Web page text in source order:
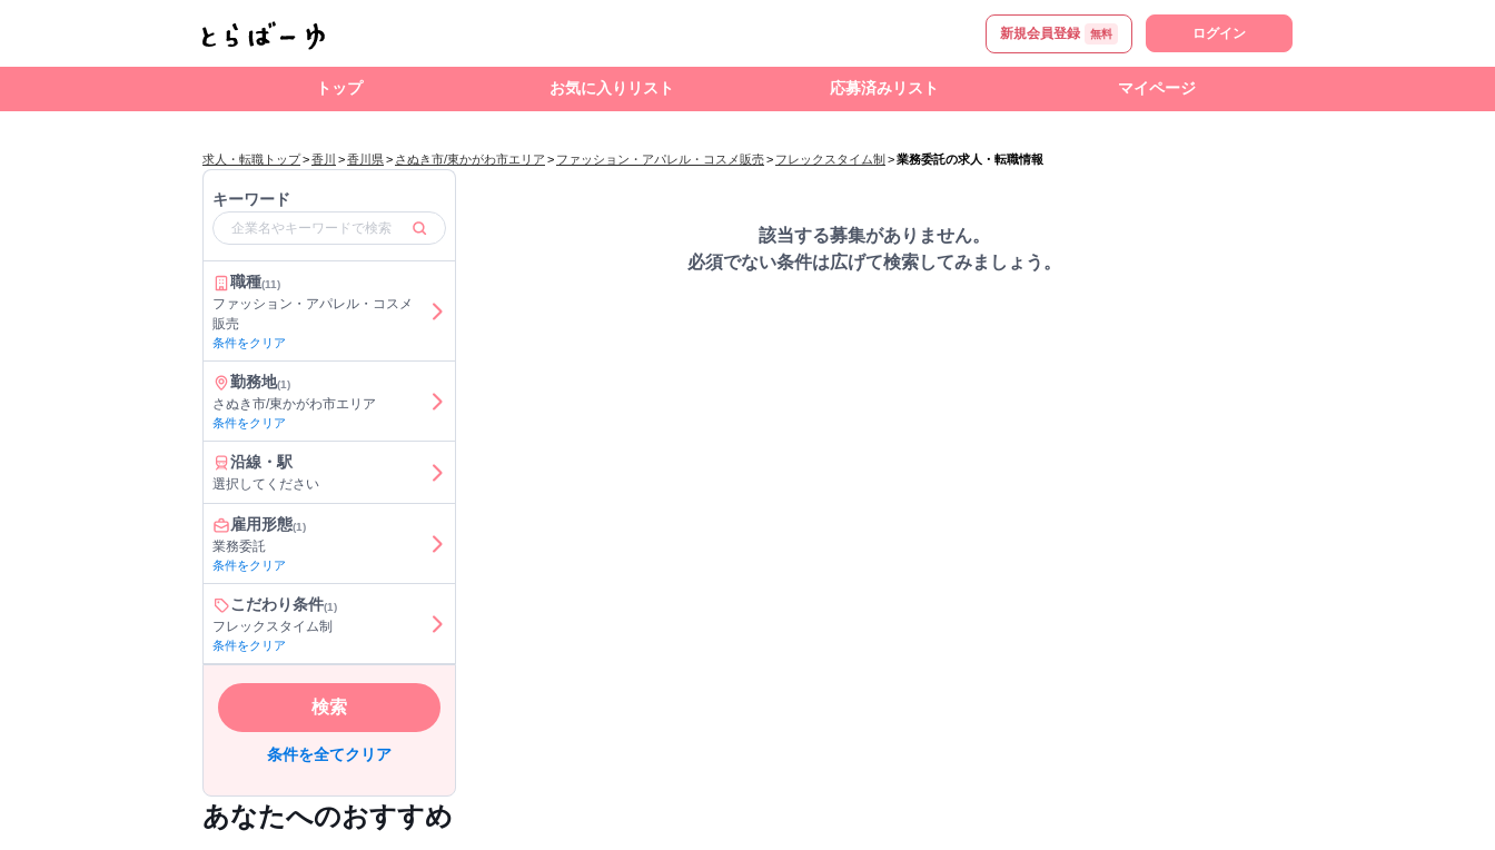
新規会員登録 無料 ログイン
トップ お気に入りリスト 応募済みリスト マイページ
求人・転職トップ>香川 >香川県> さぬき市/東かがわ市エリア > ファッション・アパレル・コスメ販売> フレックスタイム制 >業務委託の求人・転職情報
キーワード
職種(11)
ファッション・アパレル・コスメ
販売
条件をクリア
勤務地(1)
さぬき市/東かがわ市エリア
条件をクリア
沿線・駅
選択してください
雇用形態(1)
業務委託
条件をクリア
こだわり条件(1)
フレックスタイム制
条件をクリア
検索
条件を全てクリア
該当する募集がありません。
必須でない条件は広げて検索してみましょう。
あなたへのおすすめ